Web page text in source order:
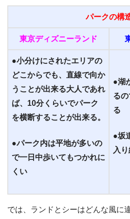
パークの構
東京ディズニーランド
●小分けにされたエリアの
どこからでも、 直線で向か
うことが出来る大人であれ
ば、 10分くらいでパーク
を横断することが出来る。
●パーク内は平地が多いの
で一日中歩いてもつかれに
くい
●湖
るの
る
●坂
入
では、ランドとシーはどんな風に